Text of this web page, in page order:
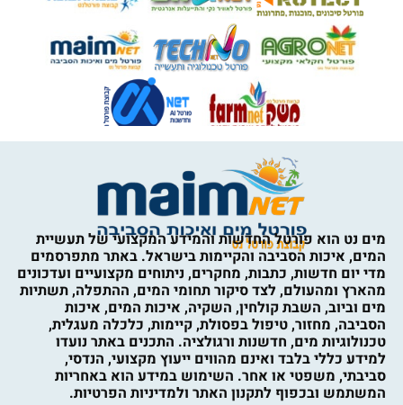
מים נט הוא פורטל החדשות והמידע המקצועי של תעשיית
המים, איכות הסביבה והקיימות בישראל. באתר מתפרסמים
מדי יום חדשות, כתבות, מחקרים, ניתוחים מקצועיים ועדכונים
מהארץ ומהעולם, לצד סיקור תחומי המים, ההתפלה, תשתיות
מים וביוב, השבת קולחין, השקיה, איכות המים, איכות
הסביבה, מחזור, טיפול בפסולת, קיימות, כלכלה מעגלית,
טכנולוגיות מים, חדשנות ורגולציה. התכנים באתר נועדו
למידע כללי בלבד ואינם מהווים ייעוץ מקצועי, הנדסי,
סביבתי, משפטי או אחר. השימוש במידע הוא באחריות
המשתמש ובכפוף לתקנון האתר ולמדיניות הפרטיות.